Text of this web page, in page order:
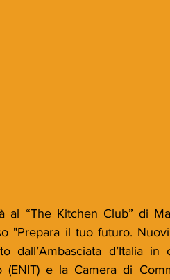
"Prepara il tuo futuro.
dall’Ambasciata d’Italia
(ENIT) e la Camera di